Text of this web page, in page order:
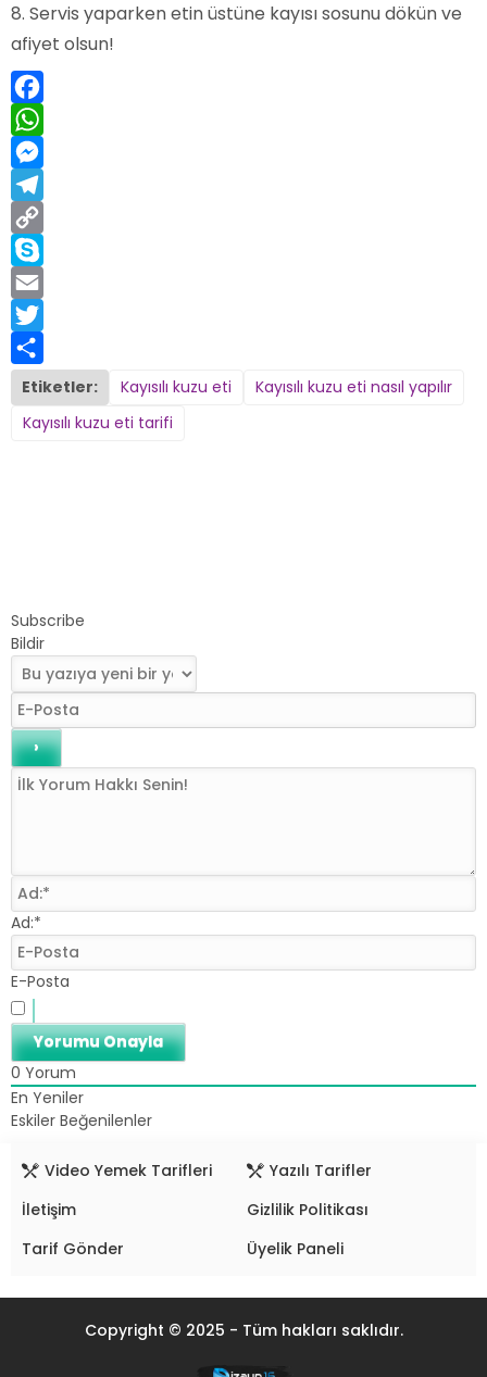
Servis yaparken etin üstüne kayısı sosunu dökün ve
afiyet olsun!
Facebook
WhatsApp
Messenger
Telegram
Copy
Link
Skype
Email
Twitter
Share
Etiketler: Kayısılı kuzu eti
Kayısılı kuzu eti nasıl yapılır
Kayısılı kuzu eti tarifi
Subscribe
Bildir
Ad:*
E-Posta
0 Yorum
En Yeniler
Eskiler Beğenilenler
Video Yemek Tarifleri
Yazılı Tarifler
İletişim
Gizlilik Politikası
Tarif Gönder
Üyelik Paneli
Copyright © 2025 - Tüm hakları saklıdır.